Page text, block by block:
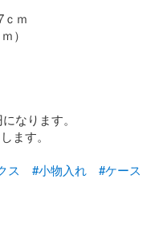
ｍ
）
なります。
ます。
ス #小物入れ #ケース